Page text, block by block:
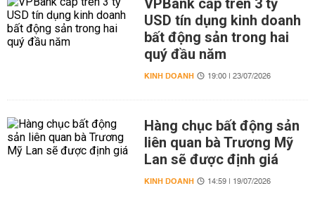
VPBank cấp trên 3 tỷ
USD tín dụng kinh doanh
bất động sản trong hai
quý đầu năm
KINH DOANH 19:00 | 23/07/2026
Hàng chục bất động sản
liên quan bà Trương Mỹ
Lan sẽ được định giá
KINH DOANH 14:59 | 19/07/2026